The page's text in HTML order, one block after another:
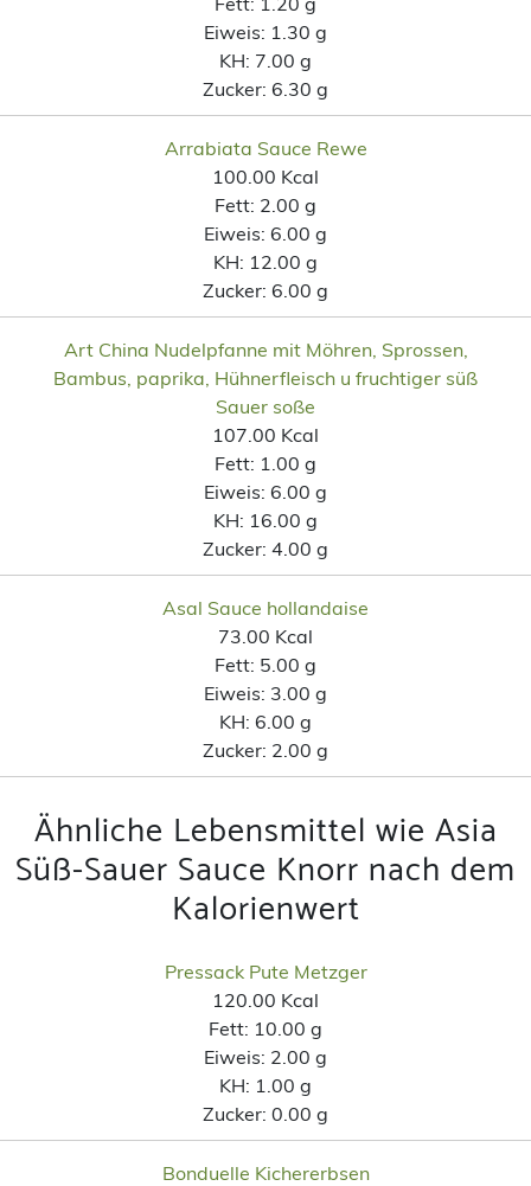
Eiweis: 1.30 g
KH: 7.00 g
Zucker: 6.30 g
Arrabiata Sauce Rewe
100.00 Kcal
Fett: 2.00 g
Eiweis: 6.00 g
KH: 12.00 g
Zucker: 6.00 g
Art China Nudelpfanne mit Möhren, Sprossen,
Bambus, paprika, Hühnerfleisch u fruchtiger süß
Sauer soße
107.00 Kcal
Fett: 1.00 g
Eiweis: 6.00 g
KH: 16.00 g
Zucker: 4.00 g
Asal Sauce hollandaise
73.00 Kcal
Fett: 5.00 g
Eiweis: 3.00 g
KH: 6.00 g
Zucker: 2.00 g
Ähnliche Lebensmittel wie Asia
Süß-Sauer Sauce Knorr nach dem
Kalorienwert
Pressack Pute Metzger
120.00 Kcal
Fett: 10.00 g
Eiweis: 2.00 g
KH: 1.00 g
Zucker: 0.00 g
Bonduelle Kichererbsen